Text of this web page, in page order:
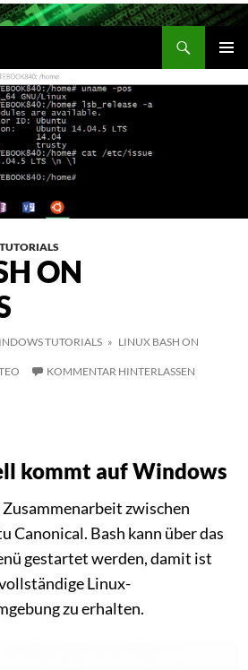
ON
TUTORIALS » LINUX BASH ON
KOMMENTAR HINTERLASSEN
kommt auf Windows
zwischen
Canonical. Bash kann über das
gestartet werden, damit ist
Linux-
zu erhalten.